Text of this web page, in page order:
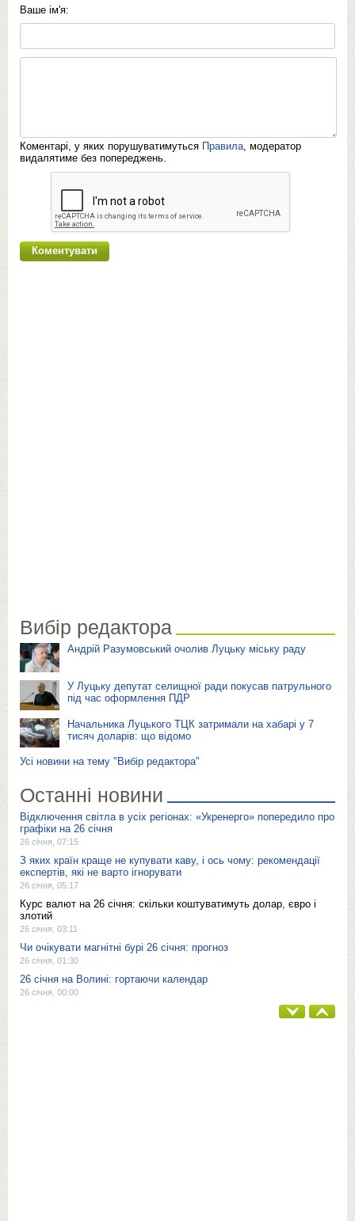
Ваше ім'я:
Коментарі, у яких порушуватимуться Правила , модератор
видалятиме без попереджень.
Вибір редактора
Андрій Разумовський очолив Луцьку міську раду
У Луцьку депутат селищної ради покусав патрульного
під час оформлення ПДР
Начальника Луцького ТЦК затримали на хабарі у 7
тисяч доларів: що відомо
Усі новини на тему "Вибір редактора"
Останні новини
Відключення світла в усіх регіонах: «Укренерго» попередило про
графіки на 26 січня
26 січня, 07:15
З яких країн краще не купувати каву, і ось чому: рекомендації
експертів, які не варто ігнорувати
26 січня, 05:17
Курс валют на 26 січня: скільки коштуватимуть долар, євро і
злотий
26 січня, 03:11
Чи очікувати магнітні бурі 26 січня: прогноз
26 січня, 01:30
26 січня на Волині: гортаючи календар
26 січня, 00:00